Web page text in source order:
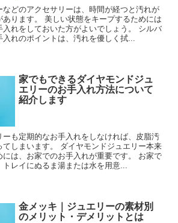
などのアクセサリーは、時間が経つと汚れが
あります。 美しい状態をキープするためには
入れをしておいた方がよいでしょう。 シルバ
れのポイントは、汚れを優しく拭...
家でもできるダイヤモンドジュ
エリーのお手入れ方法について
紹介します
ーも定期的なお手入れをしなければ、皮脂汚
しまいます。 ダイヤモンドジュエリー本来
は、お家でのお手入れが重要です。 お家で
レイにぬるま湯または水を用意...
金メッキ｜ジュエリーの素材別
のメリット・デメリットとは